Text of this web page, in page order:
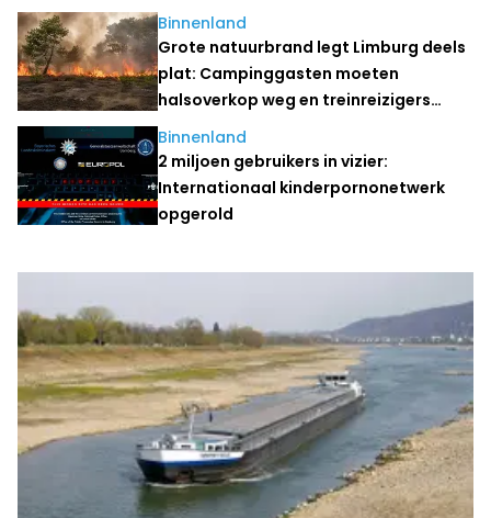
Binnenland
Grote natuurbrand legt Limburg deels
plat: Campinggasten moeten
halsoverkop weg en treinreizigers
stranden
Binnenland
2 miljoen gebruikers in vizier:
Internationaal kinderpornonetwerk
opgerold
Laatste nieuws